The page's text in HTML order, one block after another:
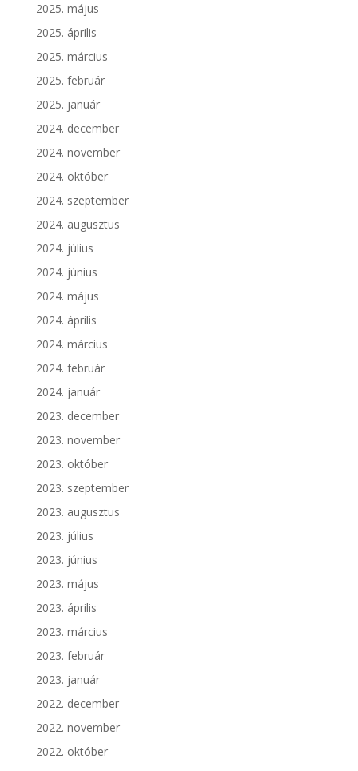
2025. május
2025. április
2025. március
2025. február
2025. január
2024. december
2024. november
2024. október
2024. szeptember
2024. augusztus
2024. július
2024. június
2024. május
2024. április
2024. március
2024. február
2024. január
2023. december
2023. november
2023. október
2023. szeptember
2023. augusztus
2023. július
2023. június
2023. május
2023. április
2023. március
2023. február
2023. január
2022. december
2022. november
2022. október